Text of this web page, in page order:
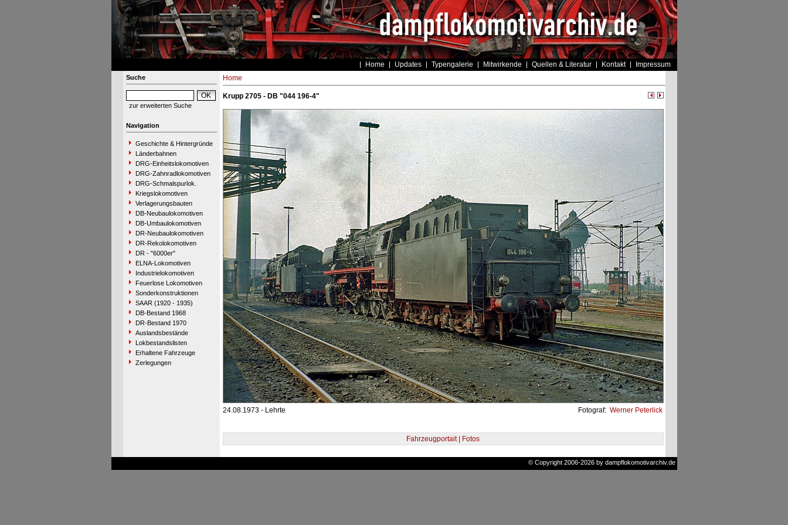
Home Updates Typengalerie Mitwirkende Quellen & Literatur Kontakt Impressum
Suche
zur erweiterten Suche
Navigation
Geschichte & Hintergründe
Länderbahnen
DRG-Einheitslokomotiven
DRG-Zahnradlokomotiven
DRG-Schmalspurlok.
Kriegslokomotiven
Verlagerungsbauten
DB-Neubaulokomotiven
DB-Umbaulokomotiven
DR-Neubaulokomotiven
DR-Rekolokomotiven
DR - "6000er"
ELNA-Lokomotiven
Industrielokomotiven
Feuerlose Lokomotiven
Sonderkonstruktionen
SAAR (1920 - 1935)
DB-Bestand 1968
DR-Bestand 1970
Auslandsbestände
Lokbestandslisten
Erhaltene Fahrzeuge
Zerlegungen
Home
Krupp 2705 - DB "044 196-4"
24.08.1973 - Lehrte Fotograf: Werner Peterlick
Fahrzeugportait | Fotos
© Copyright 2006-2026 by dampflokomotivarchiv.de